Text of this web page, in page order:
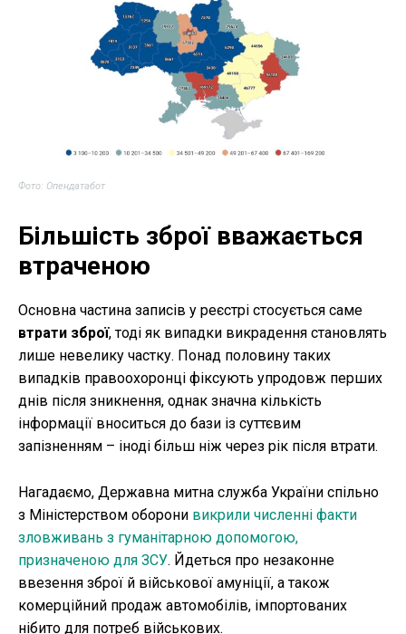
Фото: Опендатабот
Більшість зброї вважається
втраченою
Основна частина записів у реєстрі стосується саме
втрати зброї, тоді як випадки викрадення становлять
лише невелику частку. Понад половину таких
випадків правоохоронці фіксують упродовж перших
днів після зникнення, однак значна кількість
інформації вноситься до бази із суттєвим
запізненням – іноді більш ніж через рік після втрати.
Нагадаємо, Державна митна служба України спільно
з Міністерством оборони викрили численні факти
зловживань з гуманітарною допомогою,
призначеною для ЗСУ. Йдеться про незаконне
ввезення зброї й військової амуніції, а також
комерційний продаж автомобілів, імпортованих
нібито для потреб військових.